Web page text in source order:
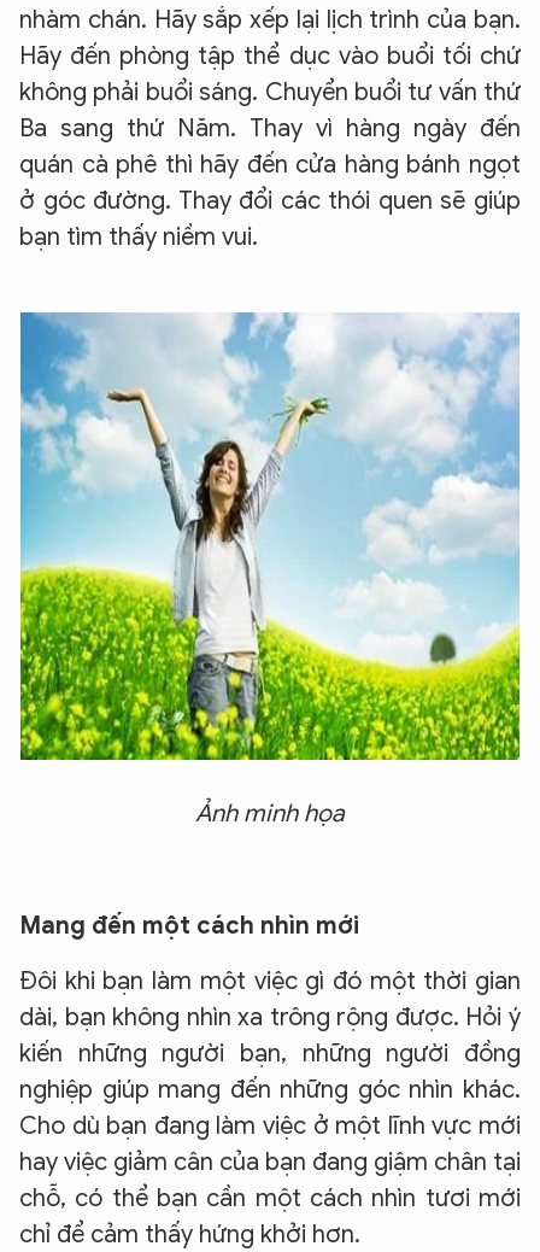
nhàm chán. Hãy sắp xếp lại lịch trình của bạn.
Hãy đến phòng tập thể dục vào buổi tối chứ
không phải buổi sáng. Chuyển buổi tư vấn thứ
Ba sang thứ Năm. Thay vì hàng ngày đến
quán cà phê thì hãy đến cửa hàng bánh ngọt
ở góc đường. Thay đổi các thói quen sẽ giúp
bạn tìm thấy niềm vui.
Ảnh minh họa
Mang đến một cách nhìn mới
Đôi khi bạn làm một việc gì đó một thời gian
dài, bạn không nhìn xa trông rộng được. Hỏi ý
kiến những người bạn, những người đồng
nghiệp giúp mang đến những góc nhìn khác.
Cho dù bạn đang làm việc ở một lĩnh vực mới
hay việc giảm cân của bạn đang giậm chân tại
chỗ, có thể bạn cần một cách nhìn tươi mới
chỉ để cảm thấy hứng khởi hơn.